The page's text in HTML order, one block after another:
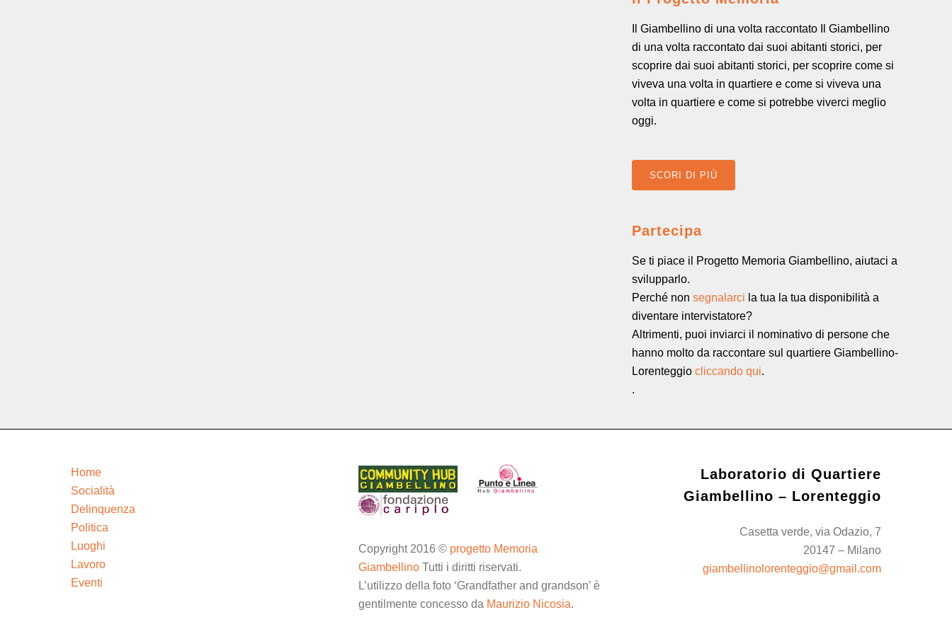
Il Giambellino di una volta raccontato Il Giambellino
di una volta raccontato dai suoi abitanti storici, per
scoprire dai suoi abitanti storici, per scoprire come si
viveva una volta in quartiere e come si viveva una
volta in quartiere e come si potrebbe viverci meglio
oggi.
SCORI DI PIÙ
Partecipa
Se ti piace il Progetto Memoria Giambellino, aiutaci a
svilupparlo.
Perché non segnalarci la tua la tua disponibilità a
diventare intervistatore?
Altrimenti, puoi inviarci il nominativo di persone che
hanno molto da raccontare sul quartiere Giambellino-
Lorenteggio cliccando qui.
.
Home
Socialità
Delinquenza
Politica
Luoghi
Lavoro
Eventi
Copyright 2016 © progetto Memoria
Giambellino Tutti i diritti riservati.
L’utilizzo della foto ‘Grandfather and grandson’ è
gentilmente concesso da Maurizio Nicosia.
Laboratorio di Quartiere
Giambellino – Lorenteggio
Casetta verde, via Odazio, 7
20147 – Milano
giambellinolorenteggio@gmail.com